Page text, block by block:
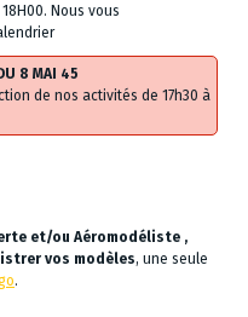
Nous vous
8 MAI 45
de nos activités de 17h30 à
et/ou Aéromodéliste ,
vos modèles, une seule
.